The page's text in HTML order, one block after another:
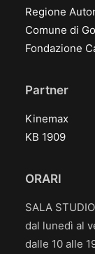
Regione
Comune di
Fondazione
Partner
Kinemax
KB 1909
ORARI
SALA
dal lunedì al
dalle 10 alle